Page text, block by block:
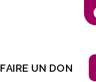
FAIRE UN DON